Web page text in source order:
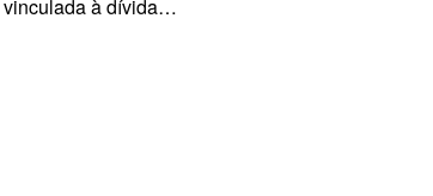
vinculada à dívida…